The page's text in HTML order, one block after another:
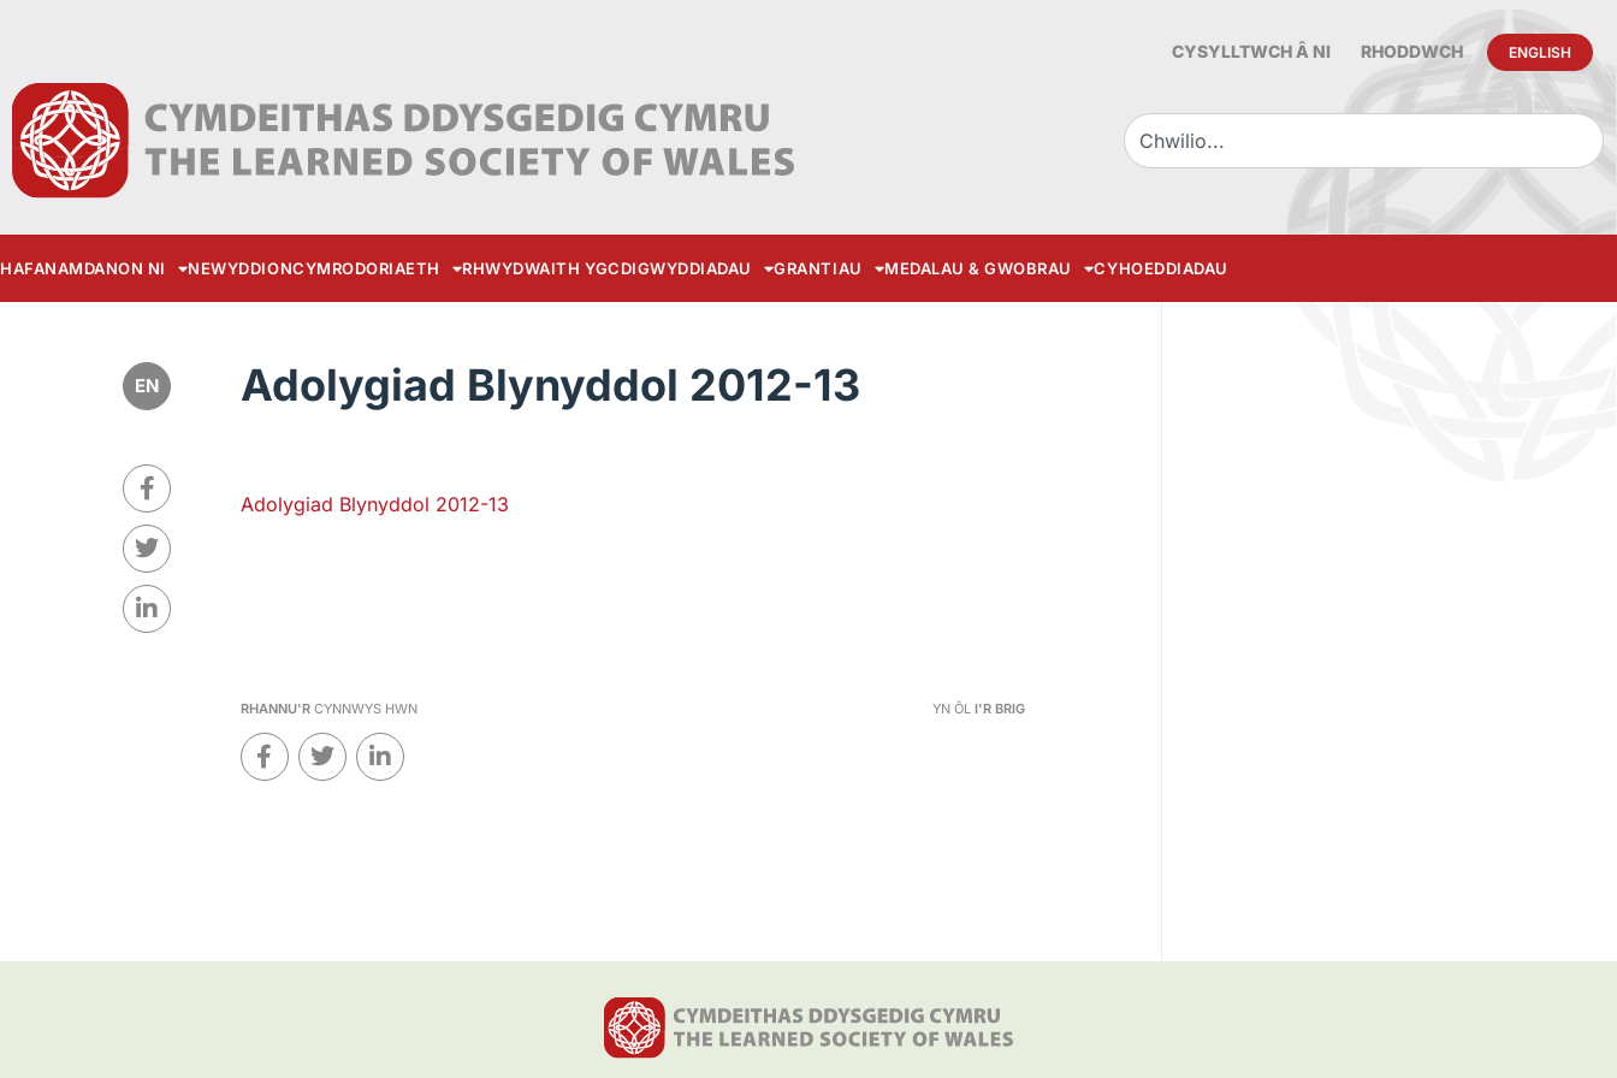
CYSYLLTWCH Â NI RHODDWCH ENGLISH
HAFANAMDANON NI NEWYDDIONCYMRODORIAETH RHWYDWAITH YGCDIGWYDDIADAU GRANTIAU MEDALAU & GWOBRAU CYHOEDDIADAU
EN Adolygiad Blynyddol 2012-13
Adolygiad Blynyddol 2012-13
RHANNU'RCYNNWYS HWN YN ÔL I'R BRIG